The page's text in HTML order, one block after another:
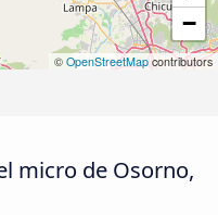
−
© OpenStreetMapcontributors
micro de Osorno,